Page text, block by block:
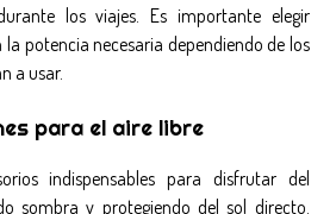
los viajes. Es importante elegir
potencia necesaria dependiendo de los
a usar.
para el aire libre
indispensables para disfrutar del
sombra y protegiendo del sol directo.